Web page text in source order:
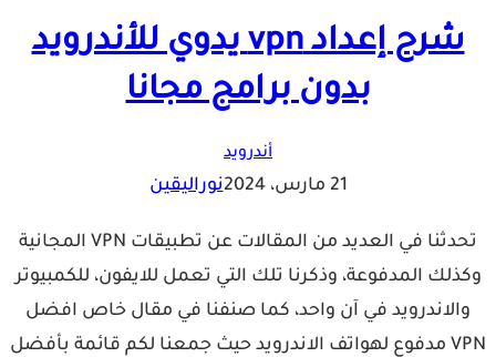
شرح إعداد vpn يدوي للأندرويد
بدون برامج مجانا
أندرويد
21 مارس، 2024 نوراليقين
تحدثنا في العديد من المقالات عن تطبيقات VPN المجانية
وكذلك المدفوعة، وذكرنا تلك التي تعمل للايفون، للكمبيوتر
والاندرويد في آن واحد، كما صنفنا في مقال خاص افضل
VPN مدفوع لهواتف الاندرويد حيث جمعنا لكم قائمة بأفضل